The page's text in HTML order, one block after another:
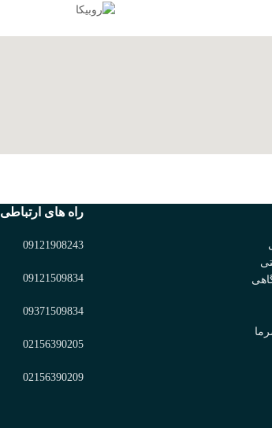
راه های ارتباطی
09121908243
09121509834
09371509834
02156390205
02156390209